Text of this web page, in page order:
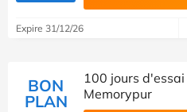
Expire 31/12/26
BON
PLAN
100 jours
Memorypur